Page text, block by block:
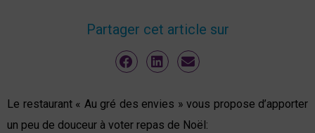
Partager cet article sur
Le restaurant « Au gré des envies » vous propose d’apporter
un peu de douceur à voter repas de Noël: